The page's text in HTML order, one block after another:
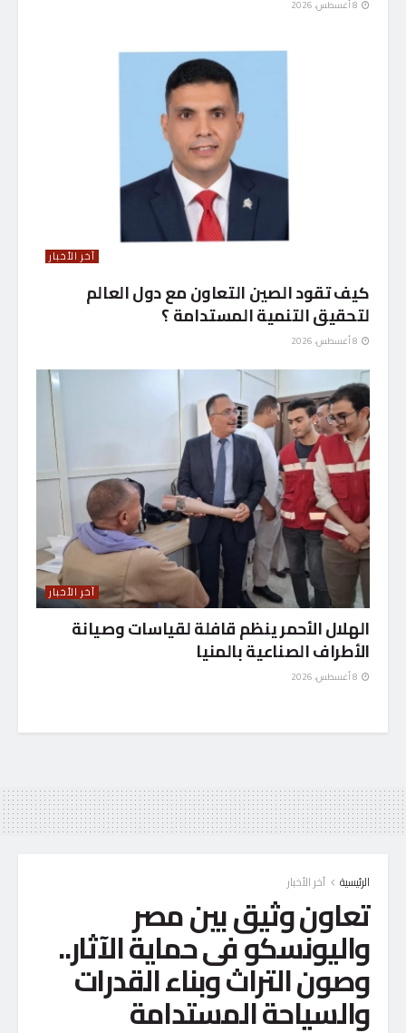
آخر الأخبار
كيف تقود الصين التعاون مع دول العالم
لتحقيق التنمية المستدامة ؟
آخر الأخبار
الهلال الأحمر ينظم قافلة لقياسات وصيانة
الأطراف الصناعية بالمنيا
الرئيسية آخر الأخبار
تعاون وثيق بين مصر
واليونسكو فى حماية الآثار..
وصون التراث وبناء القدرات
والسياحة المستدامة